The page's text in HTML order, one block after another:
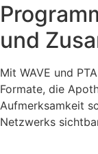
und
Mit WAVE und
Formate, die
Aufmerksamkeit
Netzwerks